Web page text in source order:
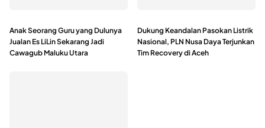
Anak Seorang Guru yang Dulunya
Jualan Es LiLin Sekarang Jadi
Cawagub Maluku Utara
Dukung Keandalan Pasokan Listrik
Nasional, PLN Nusa Daya Terjunkan
Tim Recovery di Aceh